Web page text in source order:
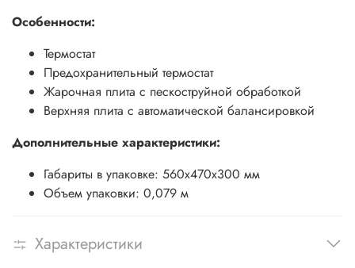
Особенности:
Термостат
Предохранительный термостат
Жарочная плита с пескоструйной обработкой
Верхняя плита с автоматической балансировкой
Дополнительные характеристики:
Габариты в упаковке: 560х470х300 мм
Объем упаковки: 0,079 м
Характеристики